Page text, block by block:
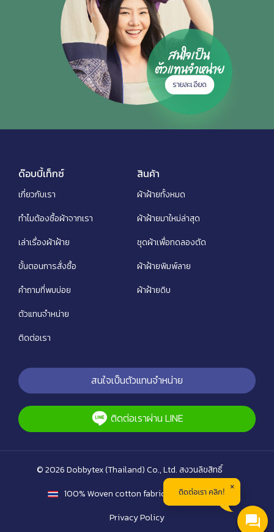
สนใจเป็น
ตัวแทนจำหน่าย
รายละเอียด
ด๊อบบี้เท็กซ์
เกี่ยวกับเรา
ทำไมต้องซื้อผ้าจากเรา
เล่าเรื่องผ้าฝ้าย
ขั้นตอนการสั่งซื้อ
คำถามที่พบบ่อย
ตัวแทนจำหน่าย
ติดต่อเรา
สินค้า
ผ้าฝ้ายทั้งหมด
ผ้าฝ้ายมาใหม่ล่าสุด
ชุดผ้าเพื่อทดลองตัด
ผ้าฝ้ายพิมพ์ลาย
ผ้าฝ้ายดิบ
สนใจเป็นตัวแทนจำหน่าย
ติดต่อเราผ่าน LINE
© 2026 Dobbytex (Thailand) Co., Ltd. สงวนลิขสิทธิ์
100% Woven cotton fabric of Thailand
Privacy Policy
ติดต่อเรา คลิก!